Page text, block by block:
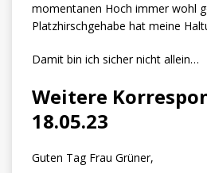
momentanen Hoch immer wohl
Platzhirschgehabe hat meine
Damit bin ich sicher nicht allein…
Weitere
18.05.23
Guten Tag Frau Grüner,